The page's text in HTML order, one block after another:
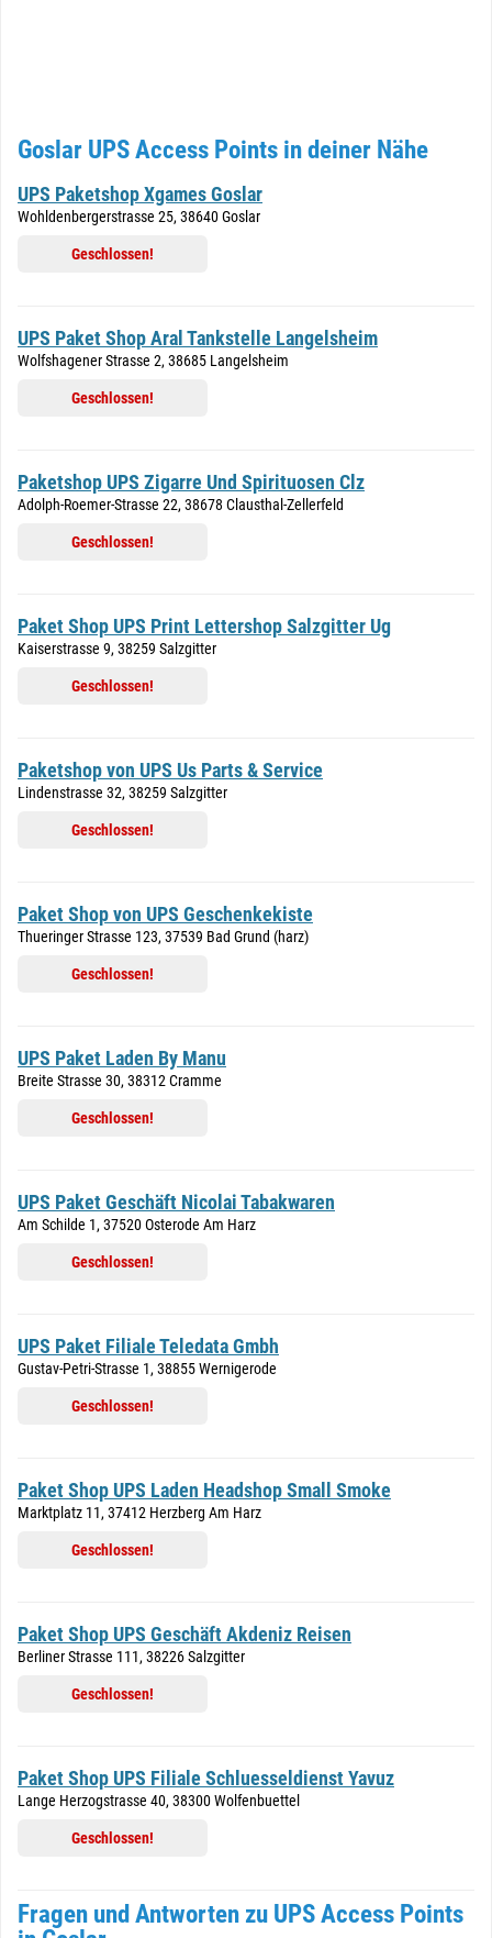
Goslar UPS Access Points in deiner Nähe
UPS Paketshop Xgames Goslar
Wohldenbergerstrasse 25, 38640 Goslar
Geschlossen!
UPS Paket Shop Aral Tankstelle Langelsheim
Wolfshagener Strasse 2, 38685 Langelsheim
Geschlossen!
Paketshop UPS Zigarre Und Spirituosen Clz
Adolph-Roemer-Strasse 22, 38678 Clausthal-Zellerfeld
Geschlossen!
Paket Shop UPS Print Lettershop Salzgitter Ug
Kaiserstrasse 9, 38259 Salzgitter
Geschlossen!
Paketshop von UPS Us Parts & Service
Lindenstrasse 32, 38259 Salzgitter
Geschlossen!
Paket Shop von UPS Geschenkekiste
Thueringer Strasse 123, 37539 Bad Grund (harz)
Geschlossen!
UPS Paket Laden By Manu
Breite Strasse 30, 38312 Cramme
Geschlossen!
UPS Paket Geschäft Nicolai Tabakwaren
Am Schilde 1, 37520 Osterode Am Harz
Geschlossen!
UPS Paket Filiale Teledata Gmbh
Gustav-Petri-Strasse 1, 38855 Wernigerode
Geschlossen!
Paket Shop UPS Laden Headshop Small Smoke
Marktplatz 11, 37412 Herzberg Am Harz
Geschlossen!
Paket Shop UPS Geschäft Akdeniz Reisen
Berliner Strasse 111, 38226 Salzgitter
Geschlossen!
Paket Shop UPS Filiale Schluesseldienst Yavuz
Lange Herzogstrasse 40, 38300 Wolfenbuettel
Geschlossen!
Fragen und Antworten zu UPS Access Points